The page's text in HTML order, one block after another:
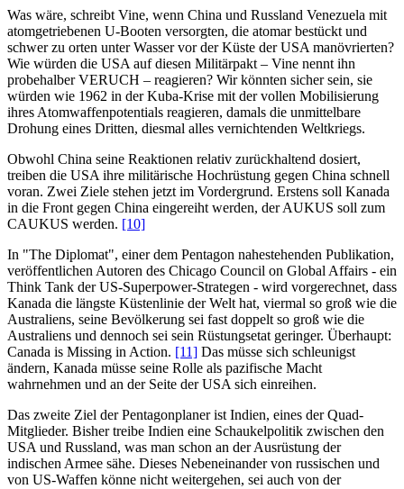
Was wäre, schreibt Vine, wenn China und Russland Venezuela mit
atomgetriebenen U-Booten versorgten, die atomar bestückt und
schwer zu orten unter Wasser vor der Küste der USA manövrierten?
Wie würden die USA auf diesen Militärpakt – Vine nennt ihn
probehalber VERUCH – reagieren? Wir könnten sicher sein, sie
würden wie 1962 in der Kuba-Krise mit der vollen Mobilisierung
ihres Atomwaffenpotentials reagieren, damals die unmittelbare
Drohung eines Dritten, diesmal alles vernichtenden Weltkriegs.
Obwohl China seine Reaktionen relativ zurückhaltend dosiert,
treiben die USA ihre militärische Hochrüstung gegen China schnell
voran. Zwei Ziele stehen jetzt im Vordergrund. Erstens soll Kanada
in die Front gegen China eingereiht werden, der AUKUS soll zum
CAUKUS werden. [10]
In "The Diplomat", einer dem Pentagon nahestehenden Publikation,
veröffentlichen Autoren des Chicago Council on Global Affairs - ein
Think Tank der US-Superpower-Strategen - wird vorgerechnet, dass
Kanada die längste Küstenlinie der Welt hat, viermal so groß wie die
Australiens, seine Bevölkerung sei fast doppelt so groß wie die
Australiens und dennoch sei sein Rüstungsetat geringer. Überhaupt:
Canada is Missing in Action. [11] Das müsse sich schleunigst
ändern, Kanada müsse seine Rolle als pazifische Macht
wahrnehmen und an der Seite der USA sich einreihen.
Das zweite Ziel der Pentagonplaner ist Indien, eines der Quad-
Mitglieder. Bisher treibe Indien eine Schaukelpolitik zwischen den
USA und Russland, was man schon an der Ausrüstung der
indischen Armee sähe. Dieses Nebeneinander von russischen und
von US-Waffen könne nicht weitergehen, sei auch von der